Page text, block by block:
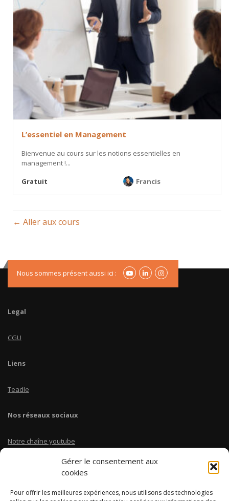
Gérer le consentement aux
cookies
Pour offrir les meilleures expériences, nous utilisons des technologies
L’essentiel en Management
Bienvenue au cours sur les notions essentielles en
management !...
Gratuit
Francis
Aller aux cours
Nous sommes présent aussi ici :
Legal
CGU
Liens
Teadle
Nos réseaux sociaux
Notre chaîne youtube
Instagram @coursbtscom